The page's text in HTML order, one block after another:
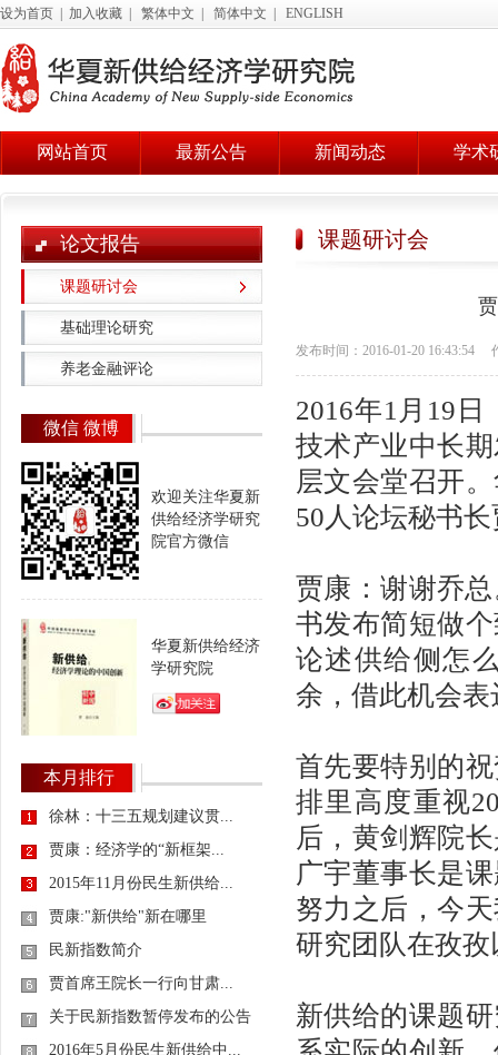
设为首页 加入收藏 繁体中文 简体中文 ENGLISH
网站首页 最新公告 新闻动态 学术
论文报告
课题研讨会
基础理论研究
养老金融评论
微信 微博
欢迎关注华夏新
供给经济学研究
院官方微信
华夏新供给经济
学研究院
本月排行
徐林：十三五规划建议贯...
贾康：经济学的“新框架...
2015年11月份民生新供给...
贾康:"新供给"新在哪里
民新指数简介
贾首席王院长一行向甘肃...
关于民新指数暂停发布的公告
2016年5月份民生新供给中...
课题研讨会
发布时间：2016-01-20 16:43:54
2016年1月19日
技术产业中长
层文会堂召开。
50人论坛秘书长
贾康：谢谢乔
书发布简短做
论述供给侧怎
余，借此机会
首先要特别的
排里高度重视
后，黄剑辉院
广宇董事长是
努力之后，今
研究团队在孜
新供给的课题